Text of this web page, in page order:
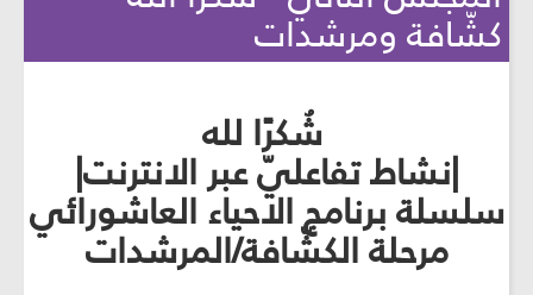
كشّافة ومرشدات
شُكرًا لله
|نشاط تفاعليّ عبر الانترنت|
سلسلة برنامج الاحياء العاشورائي
مرحلة الكشّافة/المرشدات